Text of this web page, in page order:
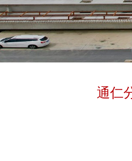
通仁